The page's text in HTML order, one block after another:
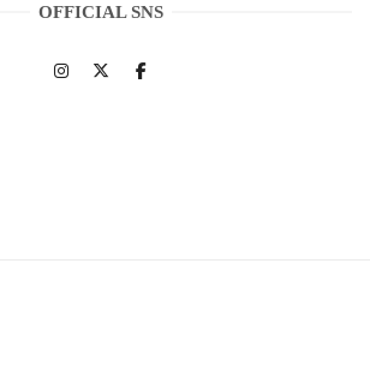
OFFICIAL SNS